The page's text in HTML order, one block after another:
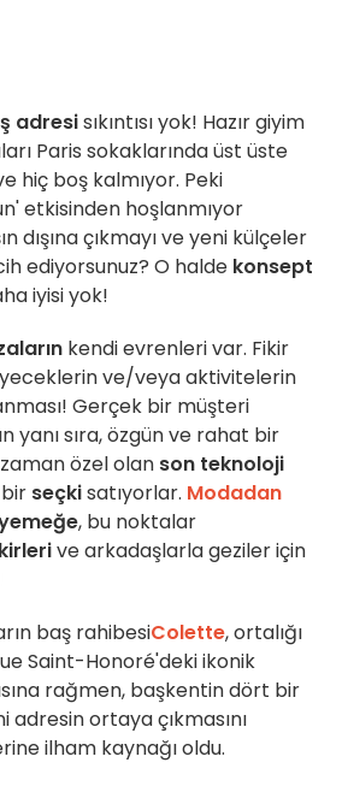
adresisıkıntısı yok! Hazır giyim
Paris sokaklarında üst üste
hiç boş kalmıyor. Peki
etkisinden hoşlanmıyor
dışına çıkmayı ve yeni külçeler
ediyorsunuz? O halde konsept
iyisi yok!
kendi evrenleri var. Fikir
ve/veya aktivitelerin
Gerçek bir müşteri
yanı sıra, özgün ve rahat bir
özel olan son teknoloji
seçkisatıyorlar. Modadan
, bu noktalar
ve arkadaşlarla geziler için
baş rahibesiColette, ortalığı
Saint-Honoré'deki ikonik
rağmen, başkentin dört bir
adresin ortaya çıkmasını
ilham kaynağı oldu.